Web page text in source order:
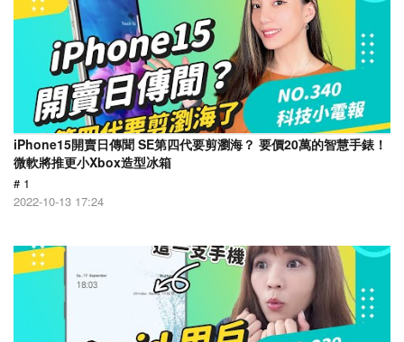
iPhone15開賣日傳聞 SE第四代要剪瀏海？ 要價20萬的智慧手錶！
微軟將推更小Xbox造型冰箱
# 1
2022-10-13 17:24